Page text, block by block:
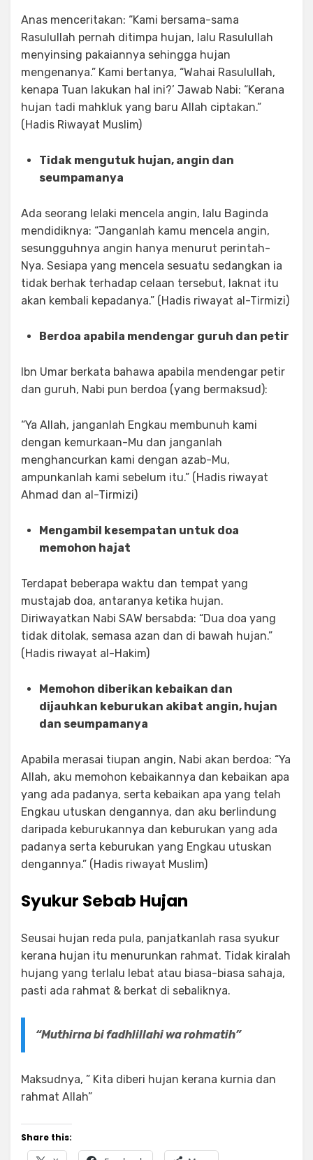
Anas menceritakan: “Kami bersama-sama
Rasulullah pernah ditimpa hujan, lalu Rasulullah
menyinsing pakaiannya sehingga hujan
mengenanya.” Kami bertanya, “Wahai Rasulullah,
kenapa Tuan lakukan hal ini?’ Jawab Nabi: “Kerana
hujan tadi mahkluk yang baru Allah ciptakan.”
(Hadis Riwayat Muslim)
Tidak mengutuk hujan, angin dan
seumpamanya
Ada seorang lelaki mencela angin, lalu Baginda
mendidiknya: “Janganlah kamu mencela angin,
sesungguhnya angin hanya menurut perintah-
Nya. Sesiapa yang mencela sesuatu sedangkan ia
tidak berhak terhadap celaan tersebut, laknat itu
akan kembali kepadanya.” (Hadis riwayat al-Tirmizi)
Berdoa apabila mendengar guruh dan petir
Ibn Umar berkata bahawa apabila mendengar petir
dan guruh, Nabi pun berdoa (yang bermaksud):
“Ya Allah, janganlah Engkau membunuh kami
dengan kemurkaan-Mu dan janganlah
menghancurkan kami dengan azab-Mu,
ampunkanlah kami sebelum itu.” (Hadis riwayat
Ahmad dan al-Tirmizi)
Mengambil kesempatan untuk doa
memohon hajat
Terdapat beberapa waktu dan tempat yang
mustajab doa, antaranya ketika hujan.
Diriwayatkan Nabi SAW bersabda: “Dua doa yang
tidak ditolak, semasa azan dan di bawah hujan.”
(Hadis riwayat al-Hakim)
Memohon diberikan kebaikan dan
dijauhkan keburukan akibat angin, hujan
dan seumpamanya
Apabila merasai tiupan angin, Nabi akan berdoa: “Ya
Allah, aku memohon kebaikannya dan kebaikan apa
yang ada padanya, serta kebaikan apa yang telah
Engkau utuskan dengannya, dan aku berlindung
daripada keburukannya dan keburukan yang ada
padanya serta keburukan yang Engkau utuskan
dengannya.” (Hadis riwayat Muslim)
Syukur Sebab Hujan
Seusai hujan reda pula, panjatkanlah rasa syukur
kerana hujan itu menurunkan rahmat. Tidak kiralah
hujang yang terlalu lebat atau biasa-biasa sahaja,
pasti ada rahmat & berkat di sebaliknya.
“Muthirna bi fadhlillahi wa rohmatih”
Maksudnya, ” Kita diberi hujan kerana kurnia dan
rahmat Allah”
Share this: